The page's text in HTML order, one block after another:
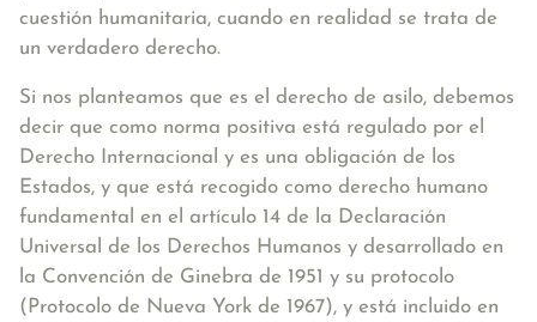
cuestión humanitaria, cuando en realidad se trata de
un verdadero derecho.
Si nos planteamos que es el derecho de asilo, debemos
decir que como norma positiva está regulado por el
Derecho Internacional y es una obligación de los
Estados, y que está recogido como derecho humano
fundamental en el artículo 14 de la Declaración
Universal de los Derechos Humanos y desarrollado en
la Convención de Ginebra de 1951 y su protocolo
(Protocolo de Nueva York de 1967), y está incluido en